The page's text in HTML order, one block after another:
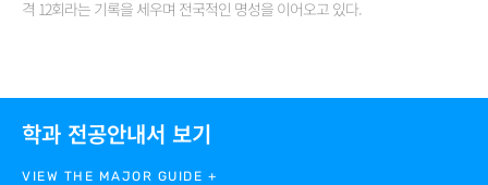
격 12회라는 기록을 세우며 전국적인 명성을 이어오고 있다.
학과 전공안내서 보기
VIEW THE MAJOR GUIDE +